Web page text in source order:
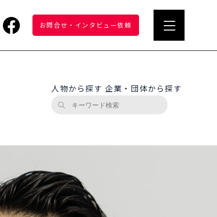
お問合せ ・ インタビュー依頼
人物から探す 企業・団体から探す